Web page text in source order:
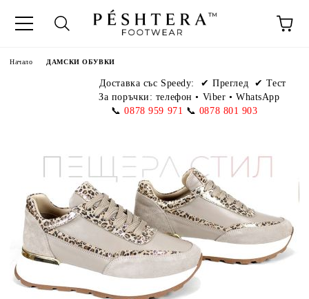
Начало ДАМСКИ ОБУВКИ
Доставка със Speedy:
✔ Преглед ✔ Тест
За поръчки: телефон• Viber • WhatsApp
📞 0878 959 971 📞 0878 801 903